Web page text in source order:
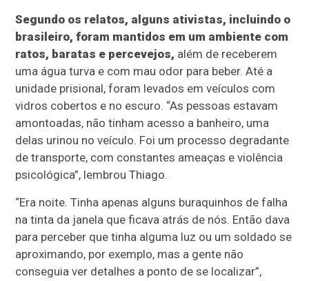
Segundo os relatos, alguns ativistas, incluindo o
brasileiro, foram mantidos em um ambiente com
ratos, baratas e percevejos, além de receberem
uma água turva e com mau odor para beber. Até a
unidade prisional, foram levados em veículos com
vidros cobertos e no escuro. “As pessoas estavam
amontoadas, não tinham acesso a banheiro, uma
delas urinou no veículo. Foi um processo degradante
de transporte, com constantes ameaças e violência
psicológica”, lembrou Thiago.
“Era noite. Tinha apenas alguns buraquinhos de falha
na tinta da janela que ficava atrás de nós. Então dava
para perceber que tinha alguma luz ou um soldado se
aproximando, por exemplo, mas a gente não
conseguia ver detalhes a ponto de se localizar”,